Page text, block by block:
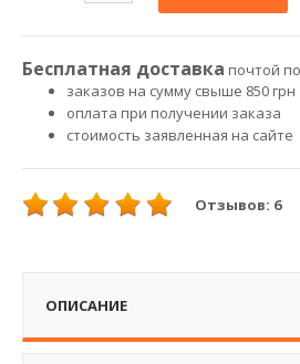
Бесплатная доставка почтой
заказов на сумму свыше 850 грн
оплата при получении заказа
стоимость заявленная на сайте
Отзывов: 6
ОПИСАНИЕ